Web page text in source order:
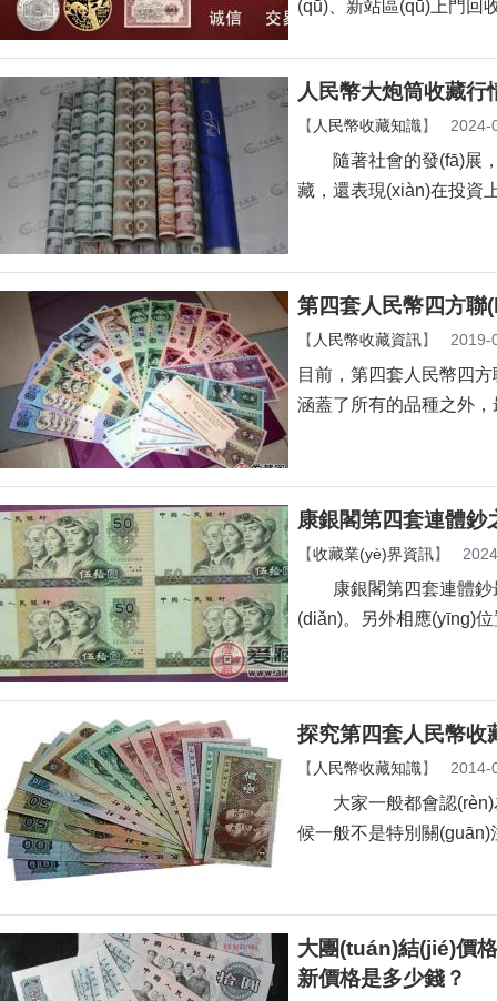
(qū)、新站區(qū)上門回
人民幣大炮筒收藏行
【 人民幣收藏知識】 2024-
隨著社會的發(fā)展
藏，還表現(xiàn)在投資上
第四套人民幣四方聯
【 人民幣收藏資訊】 2019-
目前，第四套人民
涵蓋了所有的品種之外
康銀閣第四套連體鈔
【收藏業(yè)界資訊】
康銀閣第四套連體鈔最
(diǎn)。另外相應(yīng)
探究第四套人民幣收
【 人民幣收藏知識】 2014-
大家一般都會認(rèn)為
候一般不是特別關(guān)注
大團(tuán)結(jié)價
新價格是多少錢？